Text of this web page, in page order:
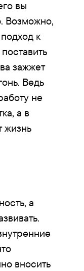
вы
Возможно,
к
зажжет
Ведь
не
а в
жизнь
а
вносить